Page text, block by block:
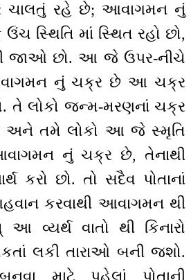
ચાલતું રહે છે; આવાગમન નું
સ્થિતિ માં સ્થિત રહો છો,
જાઓ છો. આ જે ઉપર-નીચે
નું ચક્ર છે આ ચક્ર
તે લોકો જન્મ-મરણનાં ચક્ર
અને તમે લોકો આ જે સ્મૃતિ
નું ચક્ર છે, તેનાથી
કરો છો. તો સદૈવ પોતાનાં
કરવાથી આવાગમન થી
વ્યર્થ વાતો થી કિનારો
લકી તારાઓ બની જશો.
માટે પહેલાં પોતાની